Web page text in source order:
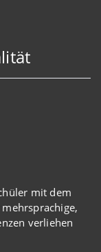
mit dem
verliehen